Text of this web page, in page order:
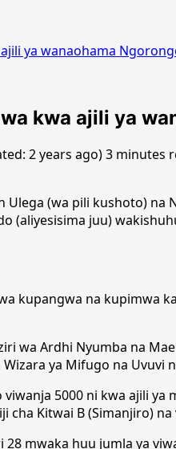
ya wanaohama
kwa ajili ya
2 years ago)3 minutes
Ulega (wa pili kushoto)
(aliyesisima juu)
kupangwa na kupimwa
wa Ardhi Nyumba na
ya Mifugo na
5000 ni kwa ajili
cha Kitwai B (Simanjiro)
mwaka huu jumla ya